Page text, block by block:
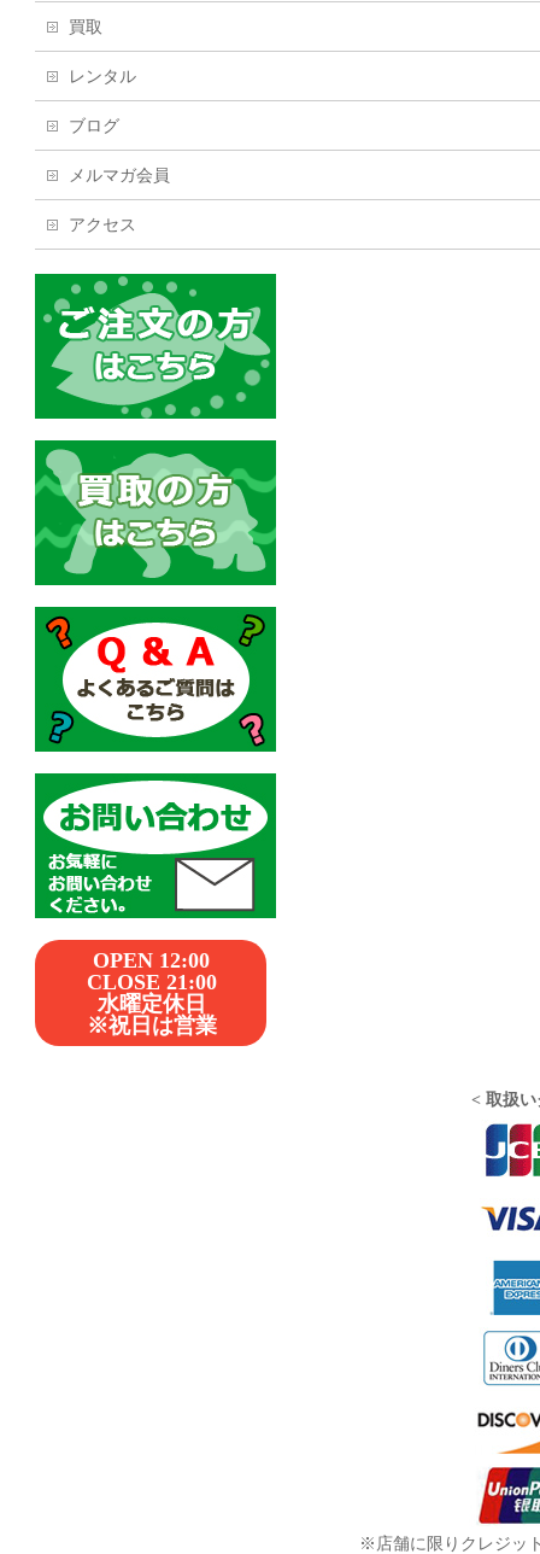
買取
レンタル
ブログ
メルマガ会員
アクセス
OPEN 12:00
CLOSE 21:00
水曜定休日
※祝日は営業
< 取扱
※店舗に限りクレジッ